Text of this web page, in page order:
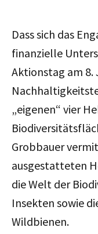
Dass sich das
finanzielle
Aktionstag am 8.
„eigenen“ vier
Grobbauer
ausgestatteten
die Welt der
Insekten sowie
Wildbienen.